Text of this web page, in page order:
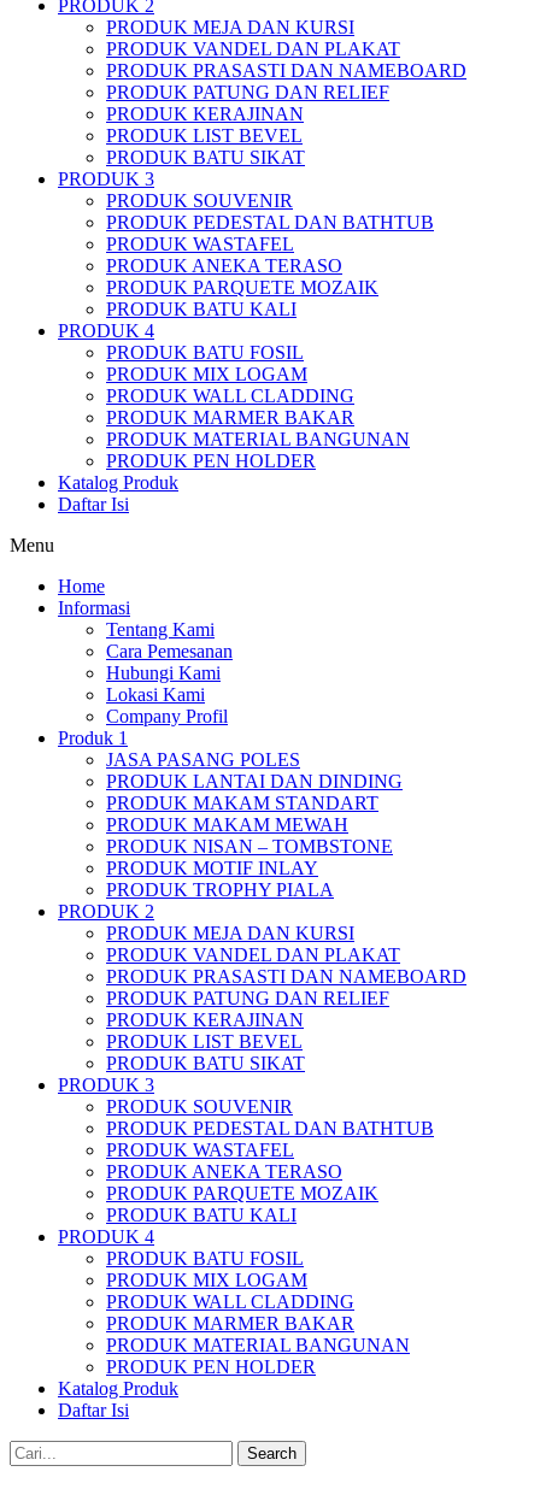
PRODUK 2
PRODUK MEJA DAN KURSI
PRODUK VANDEL DAN PLAKAT
PRODUK PRASASTI DAN NAMEBOARD
PRODUK PATUNG DAN RELIEF
PRODUK KERAJINAN
PRODUK LIST BEVEL
PRODUK BATU SIKAT
PRODUK 3
PRODUK SOUVENIR
PRODUK PEDESTAL DAN BATHTUB
PRODUK WASTAFEL
PRODUK ANEKA TERASO
PRODUK PARQUETE MOZAIK
PRODUK BATU KALI
PRODUK 4
PRODUK BATU FOSIL
PRODUK MIX LOGAM
PRODUK WALL CLADDING
PRODUK MARMER BAKAR
PRODUK MATERIAL BANGUNAN
PRODUK PEN HOLDER
Katalog Produk
Daftar Isi
Menu
Home
Informasi
Tentang Kami
Cara Pemesanan
Hubungi Kami
Lokasi Kami
Company Profil
Produk 1
JASA PASANG POLES
PRODUK LANTAI DAN DINDING
PRODUK MAKAM STANDART
PRODUK MAKAM MEWAH
PRODUK NISAN – TOMBSTONE
PRODUK MOTIF INLAY
PRODUK TROPHY PIALA
PRODUK 2
PRODUK MEJA DAN KURSI
PRODUK VANDEL DAN PLAKAT
PRODUK PRASASTI DAN NAMEBOARD
PRODUK PATUNG DAN RELIEF
PRODUK KERAJINAN
PRODUK LIST BEVEL
PRODUK BATU SIKAT
PRODUK 3
PRODUK SOUVENIR
PRODUK PEDESTAL DAN BATHTUB
PRODUK WASTAFEL
PRODUK ANEKA TERASO
PRODUK PARQUETE MOZAIK
PRODUK BATU KALI
PRODUK 4
PRODUK BATU FOSIL
PRODUK MIX LOGAM
PRODUK WALL CLADDING
PRODUK MARMER BAKAR
PRODUK MATERIAL BANGUNAN
PRODUK PEN HOLDER
Katalog Produk
Daftar Isi
Search